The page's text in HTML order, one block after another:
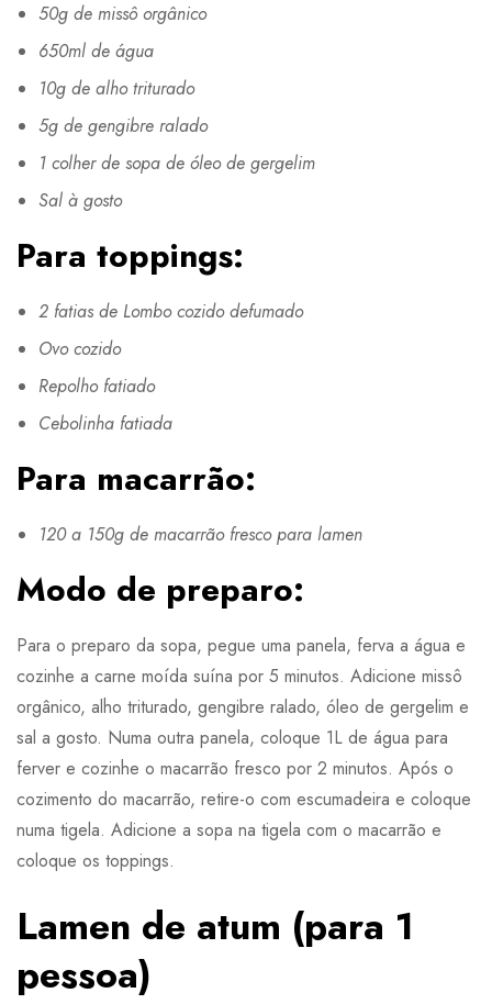
50g de missô orgânico
650ml de água
10g de alho triturado
5g de gengibre ralado
1 colher de sopa de óleo de gergelim
Sal à gosto
Para toppings:
2 fatias de Lombo cozido defumado
Ovo cozido
Repolho fatiado
Cebolinha fatiada
Para macarrão:
120 a 150g de macarrão fresco para lamen
Modo de preparo:
Para o preparo da sopa, pegue uma panela, ferva a água e
cozinhe a carne moída suína por 5 minutos. Adicione missô
orgânico, alho triturado, gengibre ralado, óleo de gergelim e
sal a gosto. Numa outra panela, coloque 1L de água para
ferver e cozinhe o macarrão fresco por 2 minutos. Após o
cozimento do macarrão, retire-o com escumadeira e coloque
numa tigela. Adicione a sopa na tigela com o macarrão e
coloque os toppings.
Lamen de atum (para 1
pessoa)